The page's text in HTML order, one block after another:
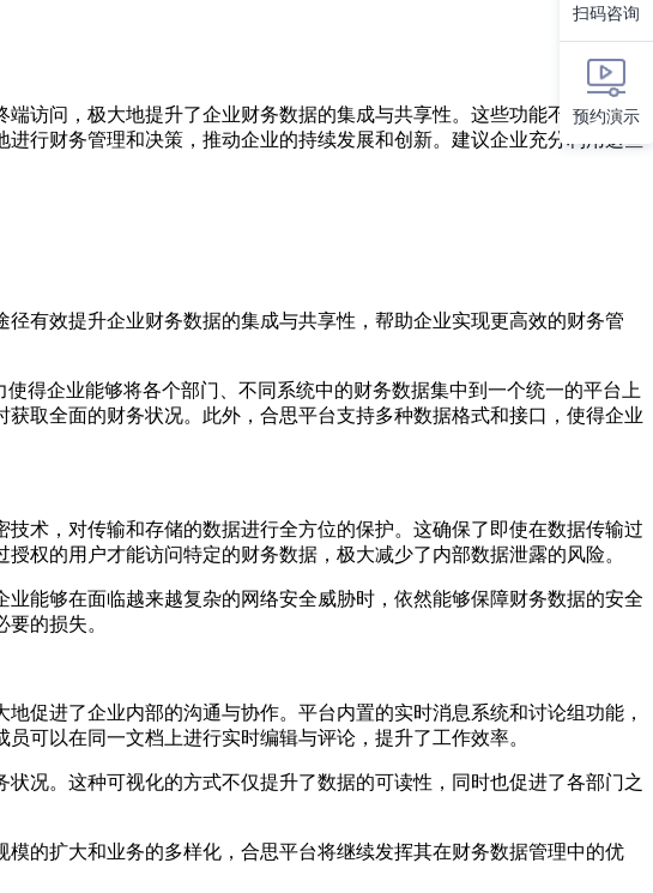
访问，极大地提升了企业财务数据的集成与共享性。这些功能不仅提高了
行财务管理和决策，推动企业的持续发展和创新。建议企业充分利用这些
有效提升企业财务数据的集成与共享性，帮助企业实现更高效的财务管
得企业能够将各个部门、不同系统中的财务数据集中到一个统一的平台上
取全面的财务状况。此外，合思平台支持多种数据格式和接口，使得企业
术，对传输和存储的数据进行全方位的保护。这确保了即使在数据传输过
权的用户才能访问特定的财务数据，极大减少了内部数据泄露的风险。
能够在面临越来越复杂的网络安全威胁时，依然能够保障财务数据的安全
的损失。
促进了企业内部的沟通与协作。平台内置的实时消息系统和讨论组功能，
可以在同一文档上进行实时编辑与评论，提升了工作效率。
况。这种可视化的方式不仅提升了数据的可读性，同时也促进了各部门之
的扩大和业务的多样化，合思平台将继续发挥其在财务数据管理中的优
扫码咨询
预约演示